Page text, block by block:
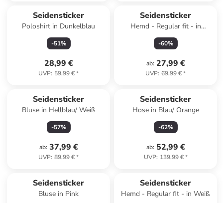
Seidensticker
Poloshirt in Dunkelblau
-51%
28,99 €
UVP: 59,99 €*
Seidensticker
Hemd - Regular fit - in
Schwarz
-60%
ab: 27,99 €
UVP: 69,99 €*
Seidensticker
Bluse in Hellblau/ Weiß
-57%
ab: 37,99 €
UVP: 89,99 €*
Seidensticker
Hose in Blau/ Orange
-62%
ab: 52,99 €
UVP: 139,99 €*
Seidensticker
Bluse in Pink
Seidensticker
Hemd - Regular fit - in Weiß